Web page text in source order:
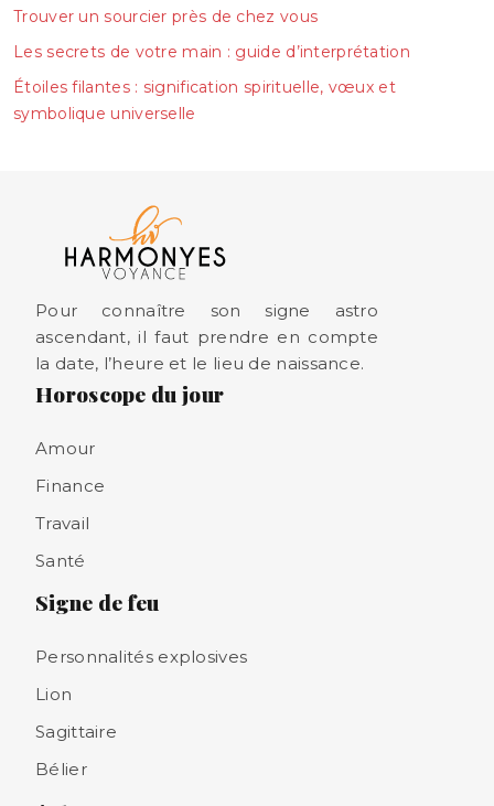
Trouver un sourcier près de chez vous
Les secrets de votre main : guide d’interprétation
Étoiles filantes : signification spirituelle, vœux et
symbolique universelle
Pour connaître son signe astro
ascendant, il faut prendre en compte
la date, l’heure et le lieu de naissance.
Horoscope du jour
Amour
Finance
Travail
Santé
Signe de feu
Personnalités explosives
Lion
Sagittaire
Bélier